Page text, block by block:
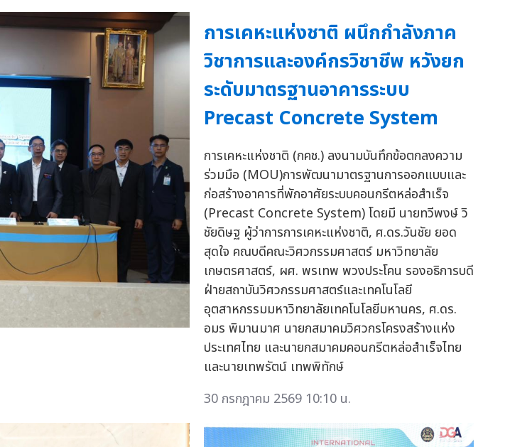
การเคหะแห่งชาติ ผนึกกำลังภาค
วิชาการและองค์กรวิชาชีพ หวังยก
ระดับมาตรฐานอาคารระบบ
Precast Concrete System
การเคหะแห่งชาติ (กคช.) ลงนามบันทึกข้อตกลงความ
ร่วมมือ (MOU)การพัฒนามาตรฐานการออกแบบและ
ก่อสร้างอาคารที่พักอาศัยระบบคอนกรีตหล่อสำเร็จ
(Precast Concrete System) โดยมี นายทวีพงษ์ วิ
ชัยดิษฐ ผู้ว่าการการเคหะแห่งชาติ, ศ.ดร.วันชัย ยอด
สุดใจ คณบดีคณะวิศวกรรมศาสตร์ มหาวิทยาลัย
เกษตรศาสตร์, ผศ. พรเทพ พวงประโคน รองอธิการบดี
ฝ่ายสถาบันวิศวกรรมศาสตร์และเทคโนโลยี
อุตสาหกรรมมหาวิทยาลัยเทคโนโลยีมหานคร, ศ.ดร.
อมร พิมานมาศ นายกสมาคมวิศวกรโครงสร้างแห่ง
ประเทศไทย และนายกสมาคมคอนกรีตหล่อสำเร็จไทย
และนายเทพรัตน์ เทพพิทักษ์
30 กรกฎาคม 2569 10:10 น.